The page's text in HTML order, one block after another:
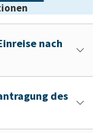
nach
des